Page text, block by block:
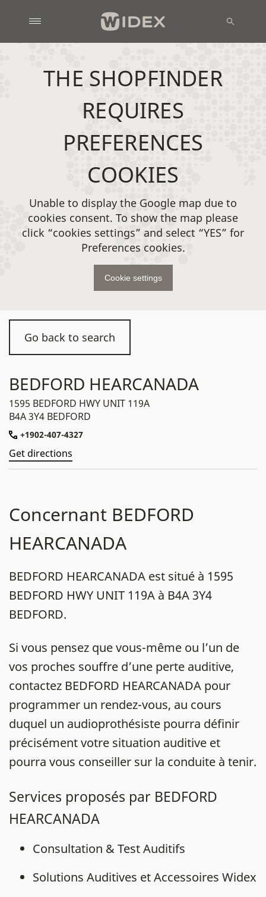
Go back to search
BEDFORD HEARCANADA
1595 BEDFORD HWY UNIT 119A
B4A 3Y4 BEDFORD
+1902-407-4327
Get directions
Concernant BEDFORD
HEARCANADA
BEDFORD HEARCANADA est situé à 1595
BEDFORD HWY UNIT 119A à B4A 3Y4
BEDFORD.
Si vous pensez que vous-même ou l’un de
vos proches souffre d’une perte auditive,
contactez BEDFORD HEARCANADA pour
programmer un rendez-vous, au cours
duquel un audioprothésiste pourra définir
précisément votre situation auditive et
pourra vous conseiller sur la conduite à tenir.
Services proposés par BEDFORD
HEARCANADA
Consultation & Test Auditifs
Solutions Auditives et Accessoires Widex
THE SHOPFINDER
REQUIRES
PREFERENCES
COOKIES
Unable to display the Google map due to
cookies consent. To show the map please
click “cookies settings” and select “YES” for
Preferences cookies.
Cookie settings